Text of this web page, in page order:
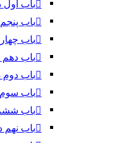
باب اول
باب
باب
باب دهم
باب
باب
باب
باب نهم